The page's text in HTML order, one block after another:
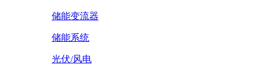
储能变流器
储能系统
光伏/风电